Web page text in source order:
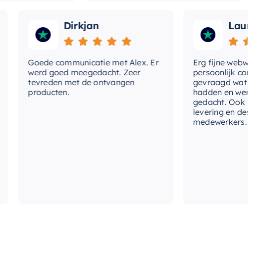
Dirkjan
Goede communicatie met Alex. Er
werd goed meegedacht. Zeer
tevreden met de ontvangen
producten.
Laura
Erg fijne webwinkel,
persoonlijk contact
gevraagd wat we
hadden en werd
gedacht. Ook in de
levering en
medewerkers. Wij